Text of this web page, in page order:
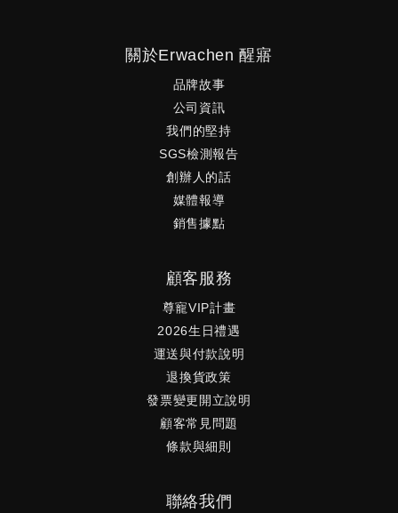
關於Erwachen 醒寤
品牌故事
公司資訊
我們的堅持
SGS檢測報告
創辦人的話
媒體報導
銷售據點
顧客服務
尊寵VIP計畫
2026生日禮遇
運送與付款說明
退換貨政策
發票變更開立說明
顧客常見問題
條款與細則
聯絡我們